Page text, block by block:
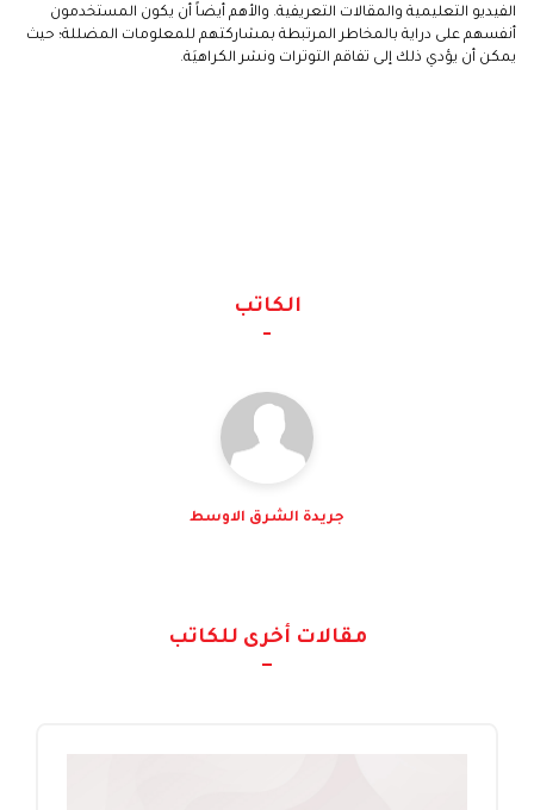
الفيديو التعليمية والمقالات التعريفية. والأهم أيضاً أن يكون المستخدمون
أنفسهم على دراية بالمخاطر المرتبطة بمشاركتهم للمعلومات المضللة؛ حيث
يمكن أن يؤدي ذلك إلى تفاقم التوترات ونشر الكراهيَة.
الكاتب
جريدة الشرق الاوسط
مقالات أخرى للكاتب